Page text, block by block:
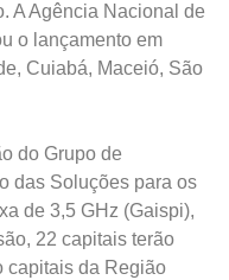
A Agência Nacional de
o lançamento em
Cuiabá, Maceió, São
do Grupo de
das Soluções para os
de 3,5 GHz (Gaispi),
22 capitais terão
capitais da Região